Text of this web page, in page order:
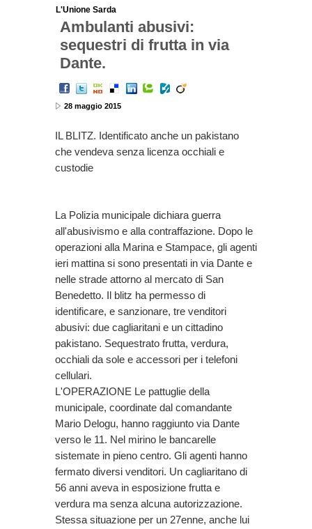
L'Unione Sarda
Ambulanti abusivi:
sequestri di frutta in via
Dante.
28 maggio 2015
IL BLITZ. Identificato anche un pakistano
che vendeva senza licenza occhiali e
custodie
La Polizia municipale dichiara guerra
all'abusivismo e alla contraffazione. Dopo le
operazioni alla Marina e Stampace, gli agenti
ieri mattina si sono presentati in via Dante e
nelle strade attorno al mercato di San
Benedetto. Il blitz ha permesso di
identificare, e sanzionare, tre venditori
abusivi: due cagliaritani e un cittadino
pakistano. Sequestrato frutta, verdura,
occhiali da sole e accessori per i telefoni
cellulari.
L'OPERAZIONE Le pattuglie della
municipale, coordinate dal comandante
Mario Delogu, hanno raggiunto via Dante
verso le 11. Nel mirino le bancarelle
sistemate in pieno centro. Gli agenti hanno
fermato diversi venditori. Un cagliaritano di
56 anni aveva in esposizione frutta e
verdura ma senza alcuna autorizzazione.
Stessa situazione per un 27enne, anche lui